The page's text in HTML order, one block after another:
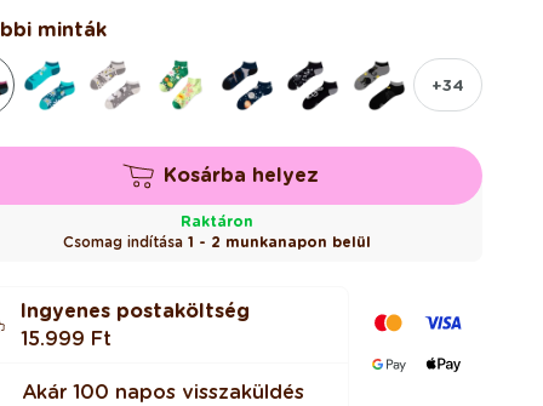
nincs
készleten
minták
+34
Kosárba helyez
Raktáron
Csomag indítása1 - 2 munkanapon belül
Ingyenes postaköltség
15.999 Ft
Akár 100 napos visszaküldés